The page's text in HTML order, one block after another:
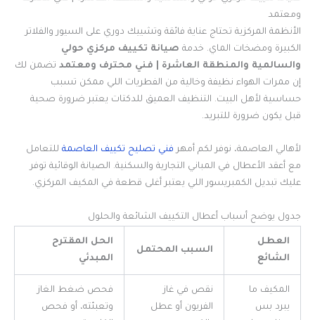
ومعتمد
الأنظمة المركزية تحتاج عناية فائقة وتشييك دوري على السيور والفلاتر
الكبيرة ومضخات الماي. خدمة صيانة تكييف مركزي حولي
والسالمية والمنطقة العاشرة | فني محترف ومعتمد تضمن لك
إن ممرات الهواء نظيفة وخالية من الفطريات اللي ممكن تسبب
حساسية لأهل البيت. التنظيف العميق للدكتات يعتبر ضرورة صحية
قبل يكون ضرورة للتبريد.
لأهالي العاصمة، نوفر لكم أمهر فني تصليح تكييف العاصمة للتعامل
مع أعقد الأعطال في المباني التجارية والسكنية. الصيانة الوقائية توفر
عليك تبديل الكمبريسور اللي يعتبر أغلى قطعة في المكيف المركزي.
جدول يوضح أسباب أعطال التكييف الشائعة والحلول
العطل
الشائع
السبب المحتمل
الحل المقترح
المبدئي
المكيف ما
يبرد بس
نقص في غاز
الفريون أو عطل
فحص ضغط الغاز
وتعبئته، أو فحص